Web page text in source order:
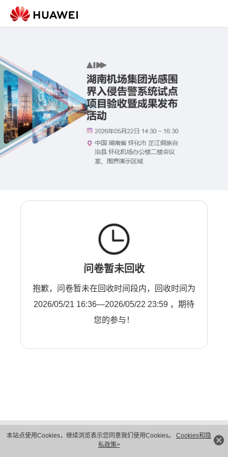
本站点使用Cookies，继续浏览表示您同意我们使用Cookies。 Cookies和隐
私政策>
问卷暂未回收
抱歉，问卷暂未在回收时间段内，回收时间为
2026/05/21 16:36—2026/05/22 23:59 ，期待
您的参与！
隐私保护
法律声明